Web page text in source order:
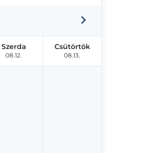
Szerda
08.12.
Csütörtök
08.13.